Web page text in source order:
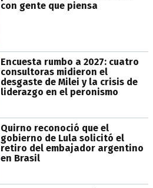
con gente que piensa
Encuesta rumbo a 2027: cuatro
consultoras midieron el
desgaste de Milei y la crisis de
liderazgo en el peronismo
Quirno reconoció que el
gobierno de Lula solicitó el
retiro del embajador argentino
en Brasil